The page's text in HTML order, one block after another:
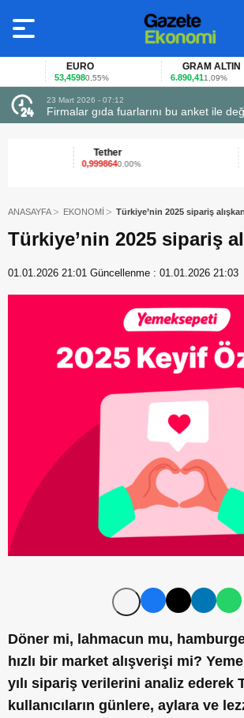
EURO
53,45980,55%
GRAM ALTIN
6.890,411,09%
23 Mart 2026 - 07:12
Firmalar gıda fuarlarını bu anket ile
Tether
0,9998640.00%
ANASAYFA EKONOMİ Türkiye’nin 2025 sipariş
Türkiye’nin 2025 sipariş
01.01.2026 21:01 Güncellenme : 01.01.2026 21:03
Döner mi, lahmacun mu,
hızlı bir market alışverişi mi?
yılı sipariş verilerini analiz ederek
kullanıcıların günlere, aylara ve